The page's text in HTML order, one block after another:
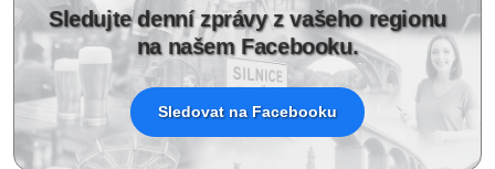
Sledujte denní zprávy z vašeho regionu
na našem Facebooku.
Sledovat na Facebooku